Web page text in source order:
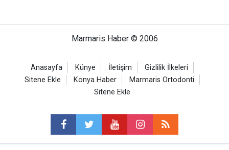
Marmaris Haber © 2006
Anasayfa Künye İletişim
Gizlilik İlkeleri
Sitene Ekle
Konya Haber
Marmaris Ortodonti
Sitene Ekle